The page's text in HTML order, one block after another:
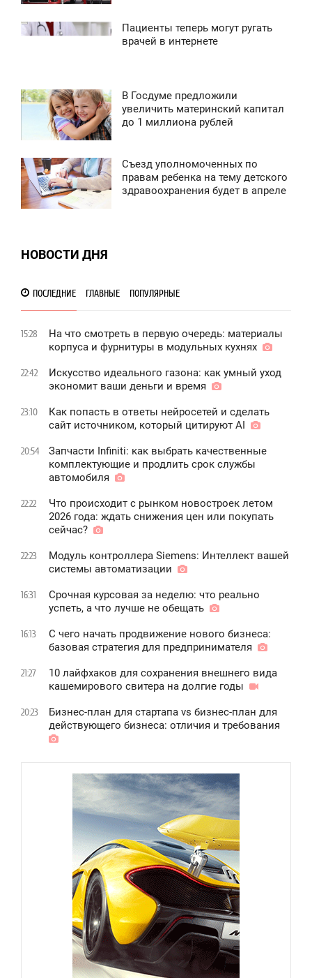
Пациенты теперь могут ругать
врачей в интернете
В Госдуме предложили
увеличить материнский капитал
до 1 миллиона рублей
Съезд уполномоченных по
правам ребенка на тему детского
здравоохранения будет в апреле
НОВОСТИ ДНЯ
ПОСЛЕДНИЕ ГЛАВНЫЕ ПОПУЛЯРНЫЕ
15:28
На что смотреть в первую очередь: материалы
корпуса и фурнитуры в модульных кухнях
22:42
Искусство идеального газона: как умный уход
экономит ваши деньги и время
23:10
Как попасть в ответы нейросетей и сделать
сайт источником, который цитируют AI
20:54
Запчасти Infiniti: как выбрать качественные
комплектующие и продлить срок службы
автомобиля
22:22
Что происходит с рынком новостроек летом
2026 года: ждать снижения цен или покупать
сейчас?
22:23
Модуль контроллера Siemens: Интеллект вашей
системы автоматизации
16:31
Срочная курсовая за неделю: что реально
успеть, а что лучше не обещать
16:13
С чего начать продвижение нового бизнеса:
базовая стратегия для предпринимателя
21:27
10 лайфхаков для сохранения внешнего вида
кашемирового свитера на долгие годы
20:23
Бизнес-план для стартапа vs бизнес-план для
действующего бизнеса: отличия и требования